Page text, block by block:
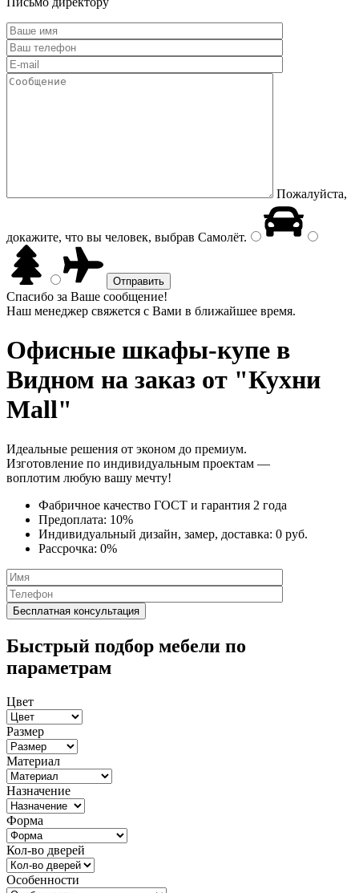
Пожалуйста,
докажите, что вы человек, выбрав Самолёт.
Спасибо за Ваше сообщение!
Наш менеджер свяжется с Вами в ближайшее время.
Офисные шкафы-купе в
Видном на заказ от "Кухни
Mall"
Идеальные решения от эконом до премиум.
Изготовление по индивидуальным проектам —
воплотим любую вашу мечту!
Фабричное качество ГОСТ и гарантия 2 года
Предоплата: 10%
Индивидуальный дизайн, замер, доставка: 0 руб.
Рассрочка: 0%
Быстрый подбор мебели по
параметрам
Цвет
Размер
Материал
Назначение
Форма
Кол-во дверей
Особенности